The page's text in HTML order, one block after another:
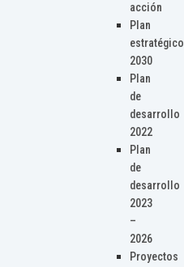
acción
Plan
estratégico
2030
Plan
de
desarrollo
2022
Plan
de
desarrollo
2023
–
2026
Proyectos